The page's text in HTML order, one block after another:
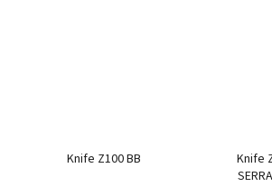
Knife Z100 BB
Knife